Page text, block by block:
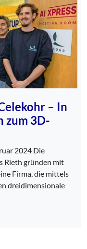
– In
zum 3D-
2024 Die
Rieth gründen mit
Firma, die mittels
dreidimensionale